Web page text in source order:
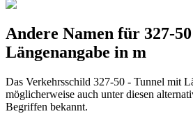
Andere Namen für 327-
Längenangabe in m
Das Verkehrsschild 327-50 - Tunnel mit
möglicherweise auch unter diesen
Begriffen bekannt.